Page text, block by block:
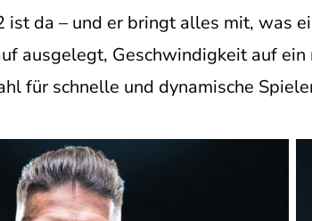
ist da – und er bringt alles mit, was
ausgelegt, Geschwindigkeit auf
für schnelle und dynamische